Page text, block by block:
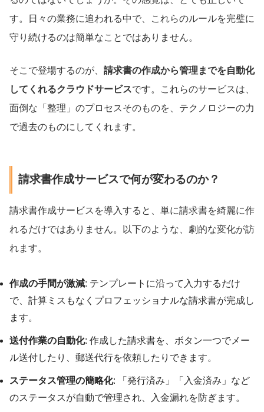
す。日々の業務に追われる中で、これらのルールを完璧に
守り続けるのは簡単なことではありません。
そこで登場するのが、 請求書の作成から管理までを自動化
してくれるクラウドサービスです。これらのサービスは、
面倒な「整理」のプロセスそのものを、テクノロジーの力
で過去のものにしてくれます。
請求書作成サービスで何が変わるのか？
請求書作成サービスを導入すると、単に請求書を綺麗に作
れるだけではありません。以下のような、劇的な変化が訪
れます。
作成の手間が激減: テンプレートに沿って入力するだけ
で、計算ミスもなくプロフェッショナルな請求書が完成し
ます。
送付作業の自動化: 作成した請求書を、ボタン一つでメー
ル送付したり、郵送代行を依頼したりできます。
ステータス管理の簡略化: 「発行済み」「入金済み」など
のステータスが自動で管理され、入金漏れを防ぎます。